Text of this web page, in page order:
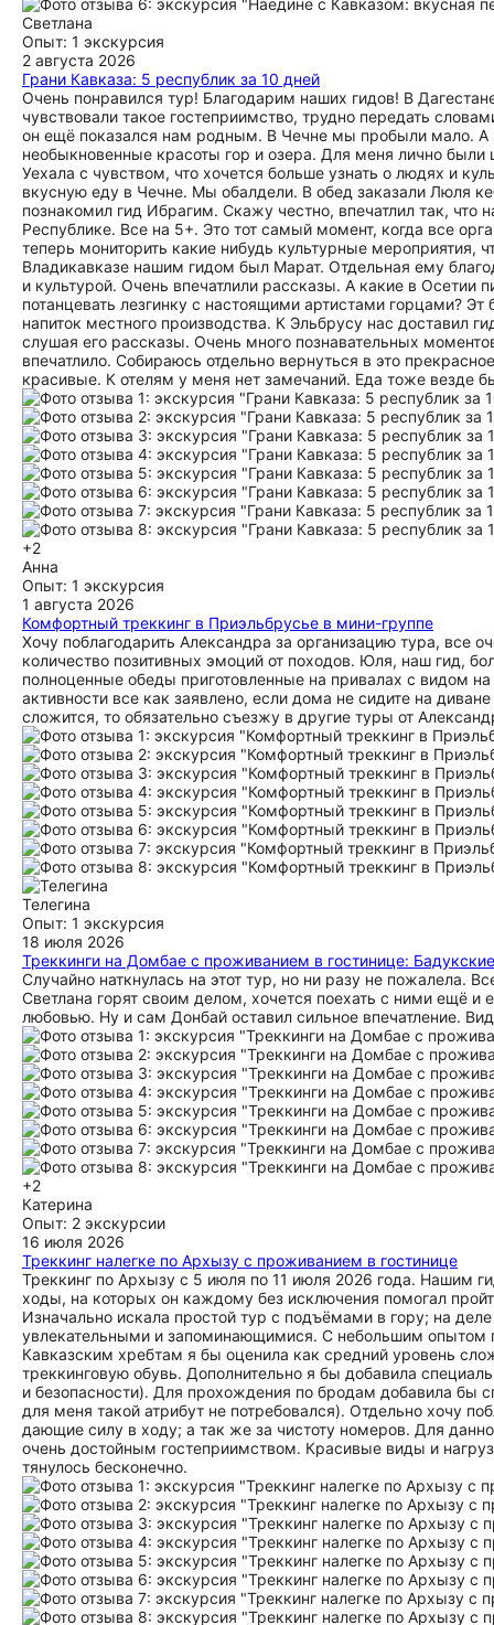
Светлана
Опыт: 1 экскурсия
2 августа 2026
Грани Кавказа: 5 республик за 10 дней
Очень понравился тур! Благодарим наших гидов! В
чувствовали такое гостеприимство, трудно передать
он ещё показался нам родным. В Чечне мы пробыли мало. А
необыкновенные красоты гор и озера. Для меня лично
Уехала с чувством, что хочется больше узнать о людях и
вкусную еду в Чечне. Мы обалдели. В обед заказали Люля
познакомил гид Ибрагим. Скажу честно, впечатлил так,
Республике. Все на 5+. Это тот самый момент, когда все
теперь мониторить какие нибудь культурные
Владикавказе нашим гидом был Марат. Отдельная ему
и культурой. Очень впечатлили рассказы. А какие в Осетии
потанцевать лезгинку с настоящими артистами горцами?
напиток местного производства. К Эльбрусу нас
слушая его рассказы. Очень много познавательных
впечатлило. Собираюсь отдельно вернуться в это
красивые. К отелям у меня нет замечаний. Еда тоже везде
+2
Анна
Опыт: 1 экскурсия
1 августа 2026
Комфортный треккинг в Приэльбрусье в мини-группе
Хочу поблагодарить Александра за организацию тура, все
количество позитивных эмоций от походов. Юля, наш гид,
полноценные обеды приготовленные на привалах с видом
активности все как заявлено, если дома не сидите на
сложится, то обязательно съезжу в другие туры от
Телегина
Опыт: 1 экскурсия
18 июля 2026
Треккинги на Домбае с проживанием в гостинице:
Случайно наткнулась на этот тур, но ни разу не пожалела.
Светлана горят своим делом, хочется поехать с ними ещё
любовью. Ну и сам Донбай оставил сильное впечатление.
+2
Катерина
Опыт: 2 экскурсии
16 июля 2026
Треккинг налегке по Архызу с проживанием в гостинице
Треккинг по Архызу с 5 июля по 11 июля 2026 года. Нашим
ходы, на которых он каждому без исключения помогал
Изначально искала простой тур с подъёмами в гору; на
увлекательными и запоминающимися. С небольшим опытом
Кавказским хребтам я бы оценила как средний уровень
треккинговую обувь. Дополнительно я бы добавила
и безопасности). Для прохождения по бродам добавила бы
для меня такой атрибут не потребовался). Отдельно хочу
дающие силу в ходу; а так же за чистоту номеров. Для
очень достойным гостеприимством. Красивые виды и
тянулось бесконечно.